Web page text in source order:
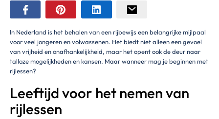
In Nederland is het behalen van een rijbewijs een belangrijke mijlpaal
voor veel jongeren en volwassenen. Het biedt niet alleen een gevoel
van vrijheid en onafhankelijkheid, maar het opent ook de deur naar
talloze mogelijkheden en kansen. Maar wanneer mag je beginnen met
rijlessen?
Leeftijd voor het nemen van
rijlessen